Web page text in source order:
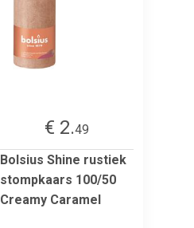
€ 2.49
Bolsius Shine rustiek
stompkaars 100/50
Creamy Caramel